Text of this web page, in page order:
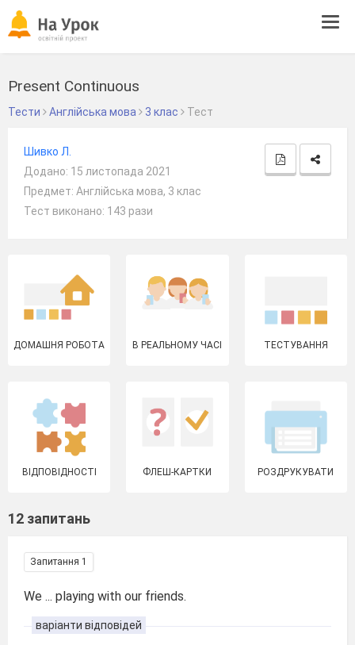
Present Continuous
Тести Англійська мова 3 клас Тест
Шивко Л.
Додано: 15 листопада 2021
Предмет: Англійська мова, 3 клас
Тест виконано: 143 рази
ДОМАШНЯ РОБОТА В РЕАЛЬНОМУ ЧАСІ ТЕСТУВАННЯ
ВІДПОВІДНОСТІ ФЛЕШ-КАРТКИ РОЗДРУКУВАТИ
12 запитань
Запитання 1
We ... playing with our friends.
варіанти відповідей